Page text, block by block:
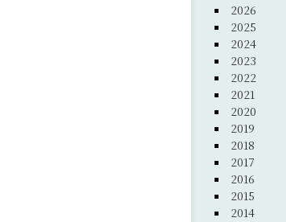
2026
2025
2024
2023
2022
2021
2020
2019
2018
2017
2016
2015
2014